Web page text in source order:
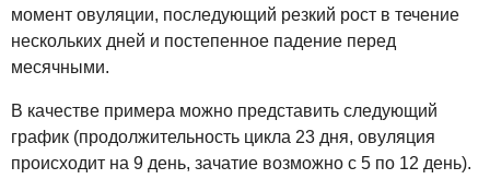
момент овуляции, последующий резкий рост в течение
нескольких дней и постепенное падение перед
месячными.
В качестве примера можно представить следующий
график (продолжительность цикла 23 дня, овуляция
происходит на 9 день, зачатие возможно с 5 по 12 день).